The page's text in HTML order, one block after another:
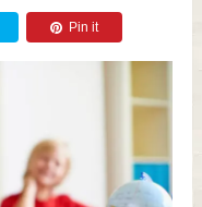
Pin it